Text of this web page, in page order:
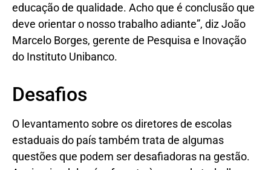
educação de qualidade. Acho que é conclusão que
deve orientar o nosso trabalho adiante”, diz João
Marcelo Borges, gerente de Pesquisa e Inovação
do Instituto Unibanco.
Desafios
O levantamento sobre os diretores de escolas
estaduais do país também trata de algumas
questões que podem ser desafiadoras na gestão.